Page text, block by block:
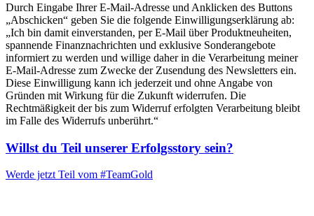
Durch Eingabe Ihrer E-Mail-Adresse und Anklicken des Buttons
„Abschicken“ geben Sie die folgende Einwilligungserklärung ab:
„Ich bin damit einverstanden, per E-Mail über Produktneuheiten,
spannende Finanznachrichten und exklusive Sonderangebote
informiert zu werden und willige daher in die Verarbeitung meiner
E-Mail-Adresse zum Zwecke der Zusendung des Newsletters ein.
Diese Einwilligung kann ich jederzeit und ohne Angabe von
Gründen mit Wirkung für die Zukunft widerrufen. Die
Rechtmäßigkeit der bis zum Widerruf erfolgten Verarbeitung bleibt
im Falle des Widerrufs unberührt.“
Willst du Teil unserer Erfolgsstory sein?
Werde jetzt Teil vom #TeamGold